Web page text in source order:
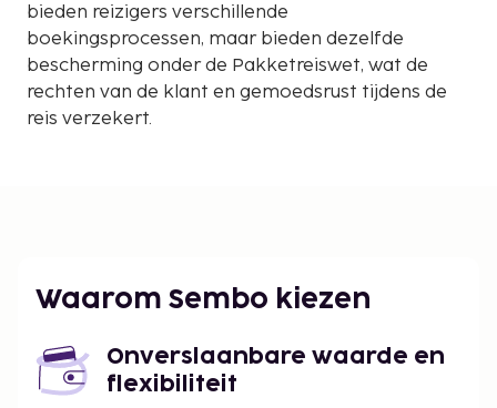
bieden reizigers verschillende
boekingsprocessen, maar bieden dezelfde
bescherming onder de Pakketreiswet, wat de
rechten van de klant en gemoedsrust tijdens de
reis verzekert.
Waarom Sembo kiezen
Onverslaanbare waarde en
flexibiliteit